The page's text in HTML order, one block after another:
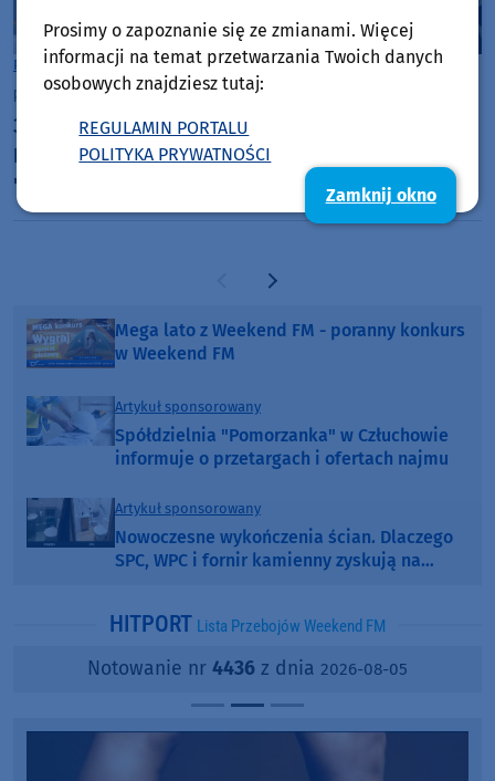
Powiat Chojnicki
piątek, 17 lipca 2026, 09:56
30 lat razem dla przyrody. Jubileusz 30-lecia Parku
Narodowego "Bory Tucholskie". Odcinek 6:
"Kaszubska Marszruta" i co dalej? (WIDEO)
Poprzednia strona
Następna strona
Mega lato z Weekend FM - poranny konkurs
w Weekend FM
Artykuł sponsorowany
Spółdzielnia "Pomorzanka" w Człuchowie
informuje o przetargach i ofertach najmu
Artykuł sponsorowany
Nowoczesne wykończenia ścian. Dlaczego
SPC, WPC i fornir kamienny zyskują na
HITPORT Lista Przebojów Weekend FM
Notowanie nr 4436 z dnia 2026-08-05
Prosimy o zapoznanie się ze zmianami. Więcej
informacji na temat przetwarzania Twoich danych
osobowych znajdziesz tutaj:
REGULAMIN PORTALU
POLITYKA PRYWATNOŚCI
Zamknij okno